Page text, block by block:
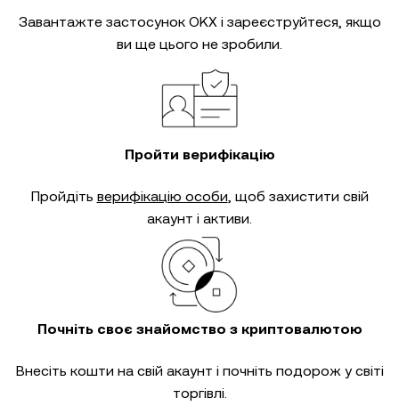
Завантажте застосунок OKX і зареєструйтеся, якщо
ви ще цього не зробили.
Пройти верифікацію
Пройдіть верифікацію особи, щоб захистити свій
акаунт і активи.
Почніть своє знайомство з криптовалютою
Внесіть кошти на свій акаунт і почніть подорож у світі
торгівлі.